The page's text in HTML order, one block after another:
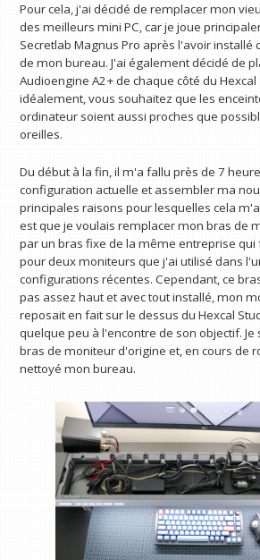
Pour cela, j'ai décidé de remplacer mon
des meilleurs mini PC, car je joue
Secretlab Magnus Pro après l'avoir installé
de mon bureau. J'ai également décidé de
Audioengine A2+ de chaque côté du Hexcal
idéalement, vous souhaitez que les
ordinateur soient aussi proches que
oreilles.
Du début à la fin, il m'a fallu près de 7
configuration actuelle et assembler ma
principales raisons pour lesquelles cela
est que je voulais remplacer mon bras de
par un bras fixe de la même entreprise
pour deux moniteurs que j'ai utilisé dans
configurations récentes. Cependant, ce
pas assez haut et avec tout installé, mon
reposait en fait sur le dessus du Hexcal
quelque peu à l'encontre de son objectif.
bras de moniteur d'origine et, en cours de
nettoyé mon bureau.